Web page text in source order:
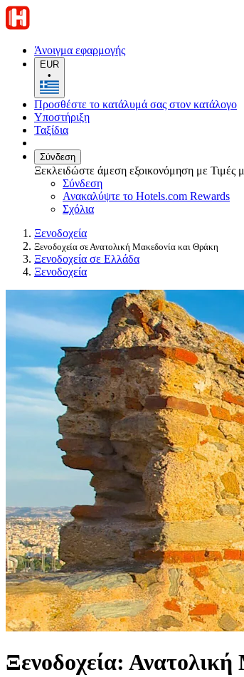
Άνοιγμα εφαρμογής
EUR
•
Προσθέστε το κατάλυμά σας στον κατάλογο
Υποστήριξη
Ταξίδια
Σύνδεση
Ξεκλειδώστε άμεση εξοικονόμηση με Τιμές
Σύνδεση
Ανακαλύψτε το Hotels.com Rewards
Σχόλια
Ξενοδοχεία
Ξενοδοχεία σε Ανατολική Μακεδονία και Θράκη
Ξενοδοχεία σε Ελλάδα
Ξενοδοχεία
Ξενοδοχεία: